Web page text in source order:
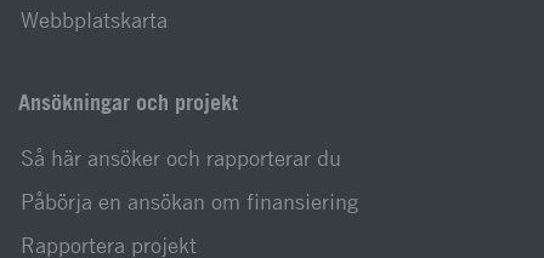
Webbplatskarta
Ansökningar och projekt
Så här ansöker och rapporterar du
Påbörja en ansökan om finansiering
Rapportera projekt